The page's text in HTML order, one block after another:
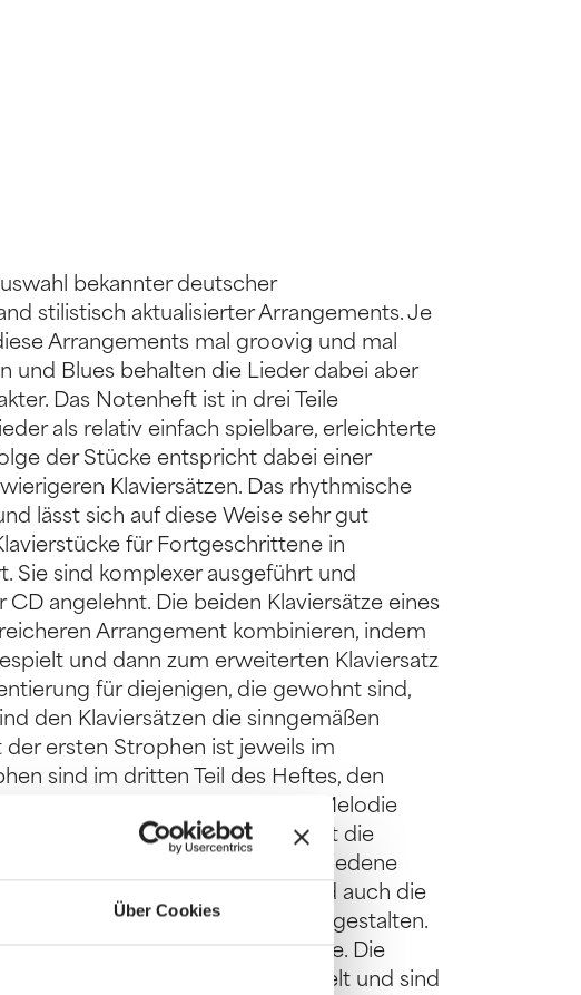
Über Cookies
bekannter deutscher
stilistisch aktualisierter Arrangements. Je
Arrangements mal groovig und mal
und Blues behalten die Lieder dabei aber
Das Notenheft ist in drei Teile
als relativ einfach spielbare, erleichterte
der Stücke entspricht dabei einer
Klaviersätzen. Das rhythmische
lässt sich auf diese Weise sehr gut
für Fortgeschrittene in
Sie sind komplexer ausgeführt und
angelehnt. Die beiden Klaviersätze eines
Arrangement kombinieren, indem
und dann zum erweiterten Klaviersatz
für diejenigen, die gewohnt sind,
den Klaviersätzen die sinngemäßen
ersten Strophen ist jeweils im
sind im dritten Teil des Heftes, den
sind Notenblätter, auf denen Melodie
notiert sind. Das Leadsheet führt die
jedes Lied und ist für verschiedene
im dritten Teil des Heftes sind auch die
für Klavier, Gitarre, Band etc. zu gestalten.
und Akkordsymbole. Die
Dehmer Trio“ live eingespielt und sind